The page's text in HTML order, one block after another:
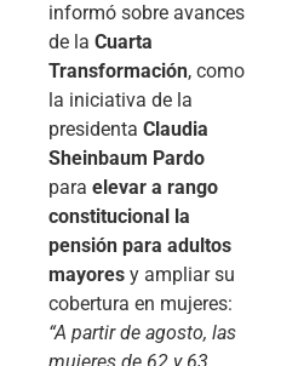
informó sobre avances
de la Cuarta
Transformación, como
la iniciativa de la
presidenta Claudia
Sheinbaum Pardo
para elevar a rango
constitucional la
pensión para adultos
mayores y ampliar su
cobertura en mujeres:
“A partir de agosto, las